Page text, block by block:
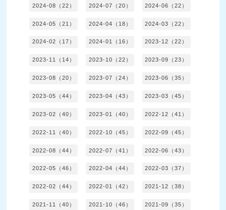
2024-08（22） 2024-07（20） 2024-06（22）
2024-05（21） 2024-04（18） 2024-03（22）
2024-02（17） 2024-01（16） 2023-12（22）
2023-11（14） 2023-10（22） 2023-09（23）
2023-08（20） 2023-07（24） 2023-06（35）
2023-05（44） 2023-04（43） 2023-03（45）
2023-02（40） 2023-01（40） 2022-12（41）
2022-11（40） 2022-10（45） 2022-09（45）
2022-08（44） 2022-07（41） 2022-06（43）
2022-05（46） 2022-04（44） 2022-03（37）
2022-02（44） 2022-01（42） 2021-12（38）
2021-11（40） 2021-10（46） 2021-09（35）